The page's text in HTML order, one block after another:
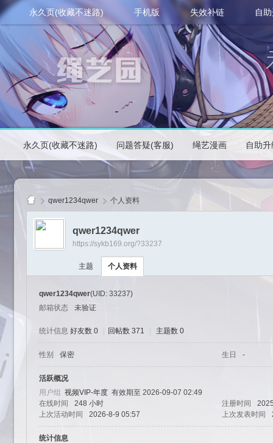
永久页(收藏不迷路) 手机版 失效补链 自
永久页(收藏不迷路) 问题答疑(客服) 绳艺漫画 自助
qwer1234qwer 个人资料
qwer1234qwer
https://sykb169.org/?33237
主题 个人资料
qwer1234qwer(UID: 33237)
邮箱状态
未验证
统计信息 好友数 0 回帖数 371 主题数 0
性别 保密 生日 -
活跃概况
用户组 视频VIP-年度有效期至 2026-09-07 02:49
在线时间
248 小时 注册时间
上次活动时间
2026-8-9 05:57 上次发表时间
统计信息